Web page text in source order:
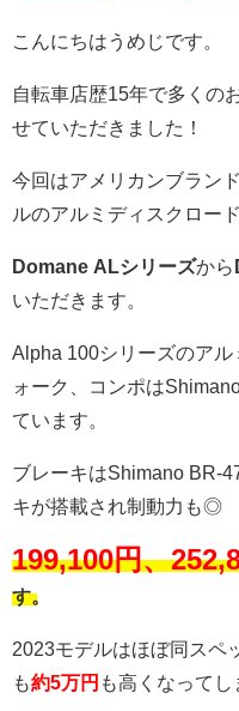
こんにちはうめじです。
自転車店歴15年で多くの
せていただきました！
今回はアメリカンブラン
ルのアルミディスクロー
Domane ALシリーズから
いただきます。
Alpha 100シリーズのア
ォーク、コンポは
ています。
ブレーキはShimano BR-
キが搭載され制動力も◎
199,100円、
す。
2023モデルはほぼ同スペ
も約5万円 も高くなってし